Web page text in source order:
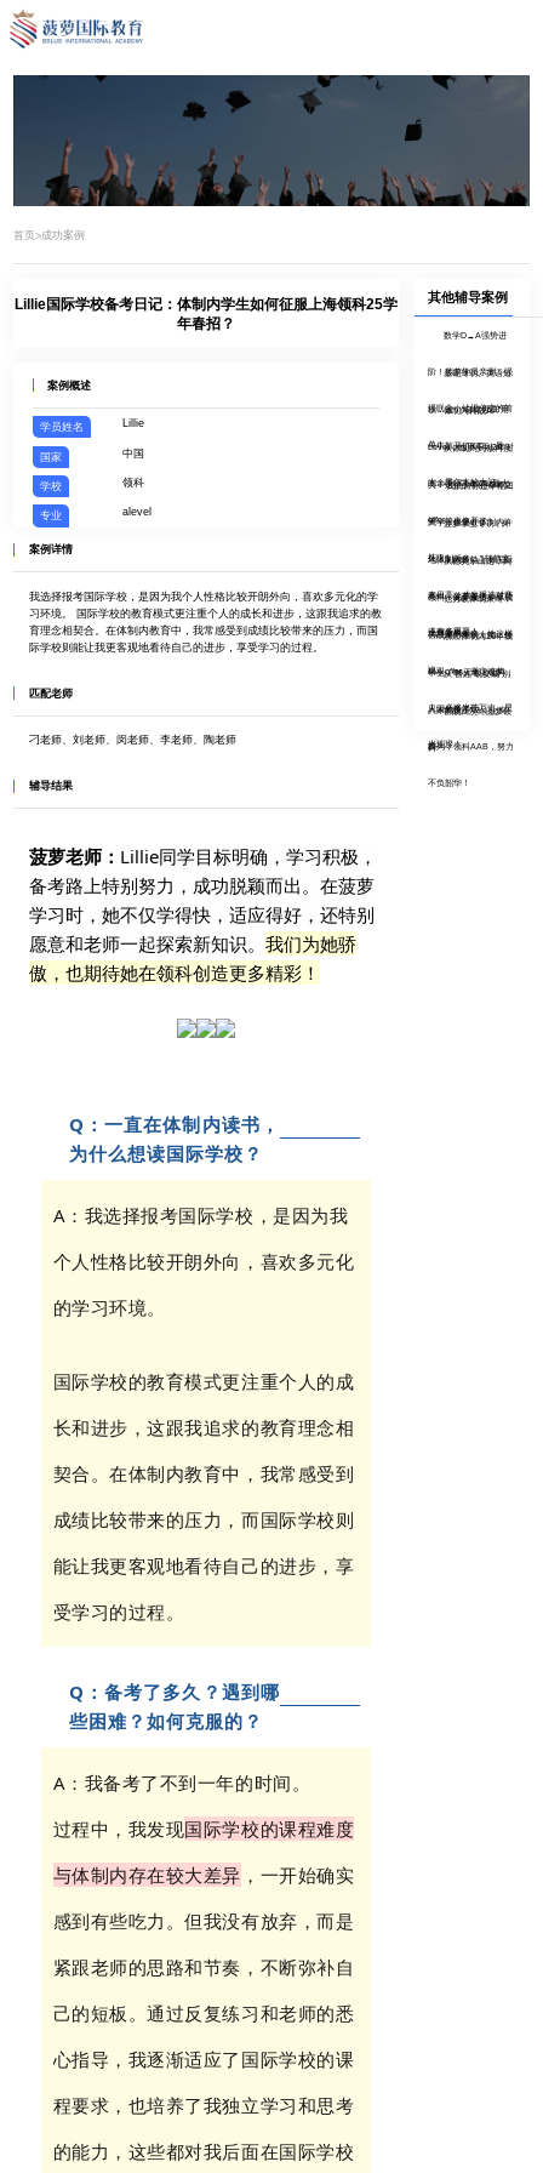
首页>成功案例
Lillie国际学校备考日记：体制内学生如何征服上海领科25学
年春招？
案例概述
学员姓名 Lillie
国家 中国
学校 领科
专业 alevel
案例详情
我选择报考国际学校，是因为我个人性格比较开朗外向，喜欢多元化的学
习环境。 国际学校的教育模式更注重个人的成长和进步，这跟我追求的教
育理念相契合。在体制内教育中，我常感受到成绩比较带来的压力，而国
际学校则能让我更客观地看待自己的进步，享受学习的过程。
匹配老师
刁老师、刘老师、闵老师、李老师、陶老师
辅导结果
菠萝老师： Lillie同学目标明确，学习积极，
备考路上特别努力，成功脱颖而出。在菠萝
学习时，她不仅学得快，适应得好，还特别
愿意和老师一起探索新知识。 我们为她骄
傲，也期待她在领科创造更多精彩！
Q：一直在体制内读书，
为什么想读国际学校？
A：我选择报考国际学校，是因为我
个人性格比较开朗外向，喜欢多元化
的学习环境。
国际学校的教育模式更注重个人的成
长和进步，这跟我追求的教育理念相
契合。在体制内教育中，我常感受到
成绩比较带来的压力，而国际学校则
能让我更客观地看待自己的进步，享
受学习的过程。
Q：备考了多久？遇到哪
些困难？如何克服的？
A：我备考了不到一年的时间。
过程中，我发现国际学校的课程难度
与体制内存在较大差异 ，一开始确实
感到有些吃力。但我没有放弃，而是
紧跟老师的思路和节奏，不断弥补自
己的短板。通过反复练习和老师的悉
心指导，我逐渐适应了国际学校的课
程要求，也培养了我独立学习和思考
的能力，这些都对我后面在国际学校
其他辅导案例
数学D→A强势进
阶！菠萝学员亲测：强
强联合，让提分变的简
单！
基础薄弱、英语短
板…这个“自律男孩”用
一年敲开了KCL、曼
大、墨尔本的大门
体制内转战A-
Level，他用不到2年时
间拿下UCL/KCL/曼大
offer...
从体制内到领科顶
尖！这位少年的备考之
旅，简直像开了
挂！
“我的目标是早稻田
大学，但是在体制内许
久限制颇多....”.转轨文
来日高，才发现选对赛
道有多重要！
菠萝学生专访 | 外
地体制内转轨上海国际
高中，菠萝备考，成功
上岸领科
从德英乐出走，到
领科、光剑双上岸，成
功路上的艰辛，她这样
说....
他勇破体制束缚，
苦战两月终获上实、领
科双offer，坚定追梦
人，必将光芒万丈，星
光璀璨！
浙江体制内10年级
学生，36天考上领科，
只因他多了这
步......
从“普娃”蜕变成“别
人家的孩子”？，上实
前列，领科AAB，努力
不负韶华！
苦战四次终圆梦领
科